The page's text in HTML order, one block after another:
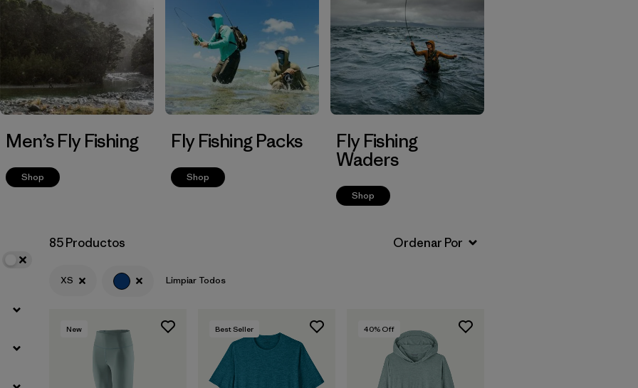
Materials & Fabric
Men’s Fly Fishing
Shop
Fly Fishing Packs
Shop
Fly Fishing
Waders
Shop
85 Productos
XS Limpiar Todos
New Best Seller 40% Off